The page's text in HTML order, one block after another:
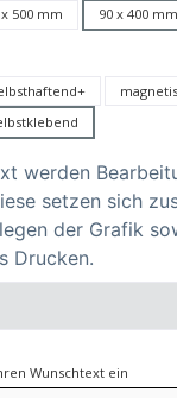
x 500 mm 90 x 400 mm
werden
setzen sich
der Grafik
Drucken.
Wunschtext ein